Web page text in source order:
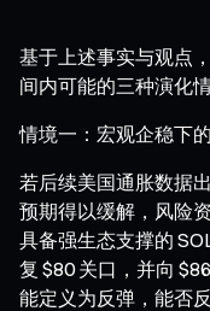
基于上述事实与观点
间内可能的三种演化情
情境一：宏观企稳下
若后续美国通胀数据
预期得以缓解，风险
具备强生态支撑的
复 $80 关口，并向
能定义为反弹，能否